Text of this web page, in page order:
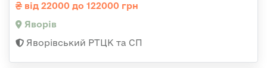
від 22000 до 122000 грн
Яворів
Яворівський РТЦК та СП